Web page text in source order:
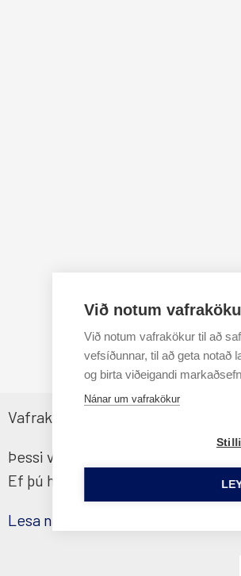
Vafrakökustefna
Þessi vefsíða notar vafrakökur til
Ef þú heldur áfram notkun þinni
Lesa nánar
Við notum
Við notum vafrakökur til að
vefsíðunnar, til að geta notað
og birta viðeigandi
Nánar um vafrakökur